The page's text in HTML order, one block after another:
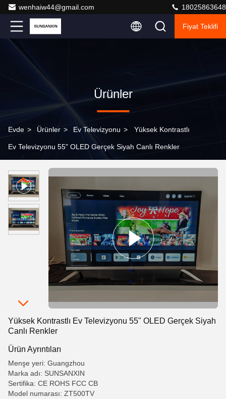
wenhaiw44@gmail.com 18025863648
Fiyat Teklifi
Ürünler
Evde > Ürünler > Ev Televizyonu > Yüksek Kontrastlı
Ev Televizyonu 55" OLED Gerçek Siyah Canlı Renkler
Yüksek Kontrastlı Ev Televizyonu 55" OLED Gerçek Siyah
Canlı Renkler
Ürün Ayrıntıları
Menşe yeri: Guangzhou
Marka adı: SUNSANXIN
Sertifika: CE ROHS FCC CB
Model numarası: ZT500TV